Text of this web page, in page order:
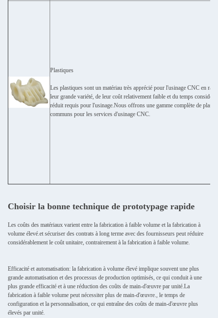
Plastiques
Les plastiques sont un matériau très apprécié pour l'usinage CNC en
leur grande variété, de leur coût relativement faible et du temps
réduit requis pour l'usinage.Nous offrons une gamme complète de
communs pour les services d'usinage CNC.
Choisir la bonne technique de prototypage rapide
Les coûts des matériaux varient entre la fabrication à faible volume et la fabrication à
volume élevé.et sécuriser des contrats à long terme avec des fournisseurs peut réduire
considérablement le coût unitaire, contrairement à la fabrication à faible volume.
Efficacité et automatisation: la fabrication à volume élevé implique souvent une plus
grande automatisation et des processus de production optimisés, ce qui conduit à une
plus grande efficacité et à une réduction des coûts de main-d'œuvre par unité.La
fabrication à faible volume peut nécessiter plus de main-d'œuvre., le temps de
configuration et la personnalisation, ce qui entraîne des coûts de main-d'œuvre plus
élevés par unité.